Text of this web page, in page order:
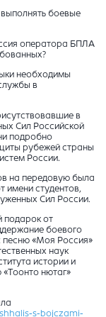
выполнять боевые
оператора БПЛА
необходимы
в
в
Сил Российской
подробно
рубежей страны
России.
на передовую была
имени студентов,
Сил России.
подарок от
боевого
песню «Моя Россия»
наук
истории и
нютаг»
s-bojczami-